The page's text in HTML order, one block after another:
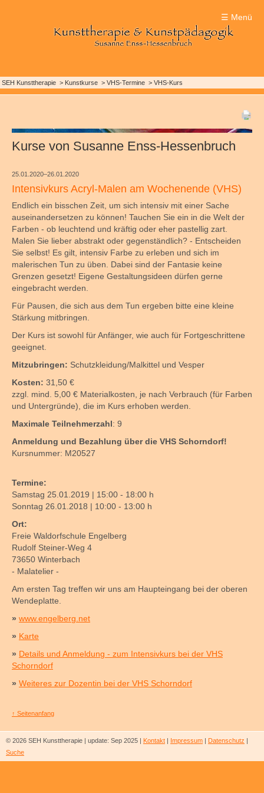
☰ Menü
SEH Kunsttherapie Kunstkurse VHS-Termine VHS-Kurs
Kurse von Susanne Enss-Hessenbruch
25.01.2020–26.01.2020
Intensivkurs Acryl-Malen am Wochenende (VHS)
Endlich ein bisschen Zeit, um sich intensiv mit einer Sache
auseinandersetzen zu können! Tauchen Sie ein in die Welt der
Farben - ob leuchtend und kräftig oder eher pastellig zart.
Malen Sie lieber abstrakt oder gegenständlich? - Entscheiden
Sie selbst! Es gilt, intensiv Farbe zu erleben und sich im
malerischen Tun zu üben. Dabei sind der Fantasie keine
Grenzen gesetzt! Eigene Gestaltungsideen dürfen gerne
eingebracht werden.
Für Pausen, die sich aus dem Tun ergeben bitte eine kleine
Stärkung mitbringen.
Der Kurs ist sowohl für Anfänger, wie auch für Fortgeschrittene
geeignet.
Mitzubringen: Schutzkleidung/Malkittel und Vesper
Kosten: 31,50 €
zzgl. mind. 5,00 € Materialkosten, je nach Verbrauch (für Farben
und Untergründe), die im Kurs erhoben werden.
Maximale Teilnehmerzahl : 9
Anmeldung und Bezahlung über die VHS Schorndorf!
Kursnummer: M20527
Termine:
Samstag 25.01.2019 | 15:00 - 18:00 h
Sonntag 26.01.2018 | 10:00 - 13:00 h
Ort:
Freie Waldorfschule Engelberg
Rudolf Steiner-Weg 4
73650 Winterbach
- Malatelier -
Am ersten Tag treffen wir uns am Haupteingang bei der oberen
Wendeplatte.
» www.engelberg.net
» Karte
» Details und Anmeldung - zum Intensivkurs bei der VHS
Schorndorf
» Weiteres zur Dozentin bei der VHS Schorndorf
↑ Seitenanfang
© 2026 SEH Kunsttherapie | update: Sep 2025 | Kontakt | Impressum | Datenschutz |
Suche
Termine & Kosten
Impressionen Malkurse